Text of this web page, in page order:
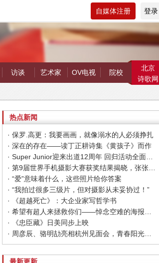
自媒体注册 登录
访谈 艺术家 OV电视 院校
北京
诗歌网
热点新闻
· 保罗.高更：我要画画，就像溺水的人必须挣扎
· 深在的存在——读丁正耕诗集《黄孩子》而作
· Super Junior迎来出道12周年 回归活动全面启动
· 第9届世界手机摄影大赛获奖结果揭晓，张张惊艳你的视觉！
· “爱”意味着什么，这些照片给你答案
· “我拍过很多三级片，但对摄影从未妥协过！”
· 《超越死亡》：大企业家写哲学书
· 《忠臣藏》日美同步上映
· 周彦辰、骆明劼亮相杭州见面会，青春阳光活力十足